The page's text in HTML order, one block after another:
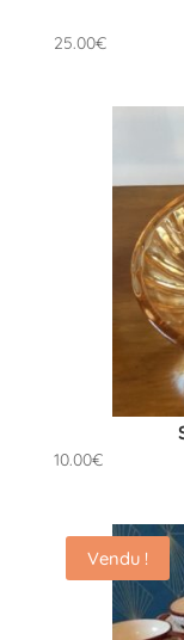
25.00€
10.00€
Vendu !